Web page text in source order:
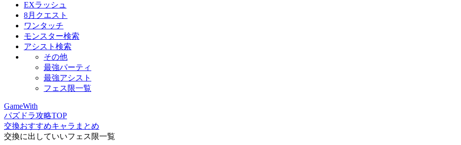
EXラッシュ
8月クエスト
ワンタッチ
モンスター検索
アシスト検索
その他
最強パーティ
最強アシスト
フェス限一覧
GameWith
パズドラ攻略TOP
交換おすすめキャラまとめ
交換に出していいフェス限一覧